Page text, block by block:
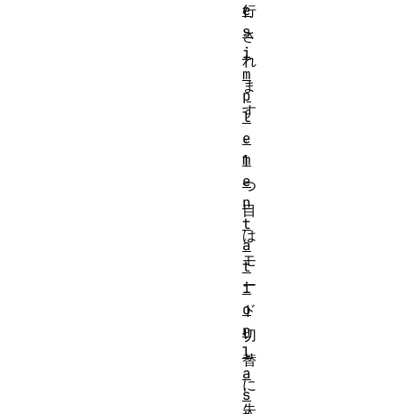
行
さ
れ
ま
す
。
1
つ
目
は
モ
ー
ド
切
替
に
失
e
s
i
m
p
l
e
m
e
n
t
a
t
i
o
n
l
a
s